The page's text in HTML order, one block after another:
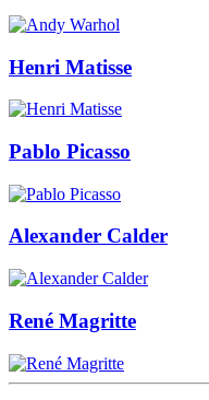
Henri Matisse
Pablo Picasso
Alexander Calder
René Magritte